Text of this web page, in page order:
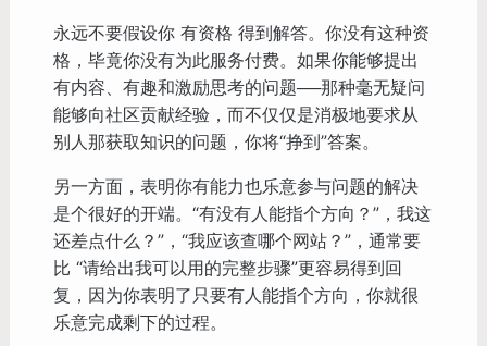
永远不要假设你 有资格 得到解答。你没有这种资
格，毕竟你没有为此服务付费。如果你能够提出
有内容、有趣和激励思考的问题──那种毫无疑问
能够向社区贡献经验，而不仅仅是消极地要求从
别人那获取知识的问题，你将“挣到”答案。
另一方面，表明你有能力也乐意参与问题的解决
是个很好的开端。“有没有人能指个方向？”，我这
还差点什么？”，“我应该查哪个网站？”，通常要
比 “请给出我可以用的完整步骤”更容易得到回
复，因为你表明了只要有人能指个方向，你就很
乐意完成剩下的过程。